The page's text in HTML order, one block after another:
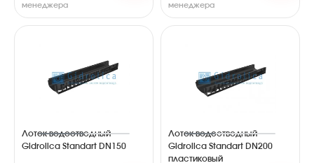
менеджера
менеджера
Лоток водоотводный
Gidrolica Standart DN150
Лоток водоотводный
Gidrolica Standart DN200
пластиковый